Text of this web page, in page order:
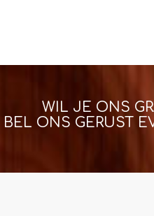
WIL JE ONS
BEL ONS GERUST